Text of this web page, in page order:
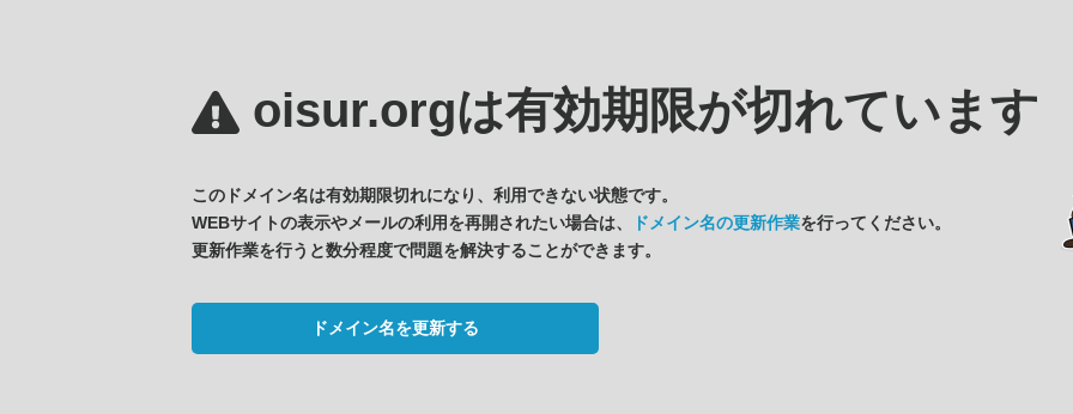
oisur.orgは有効期限が切れています
このドメイン名は有効期限切れになり、利用できない状態です。
WEBサイトの表示やメールの利用を再開されたい場合は、
ドメイン名の更新作業を行ってください。
更新作業を行うと数分程度で問題を解決することができます。
ドメイン名を更新する